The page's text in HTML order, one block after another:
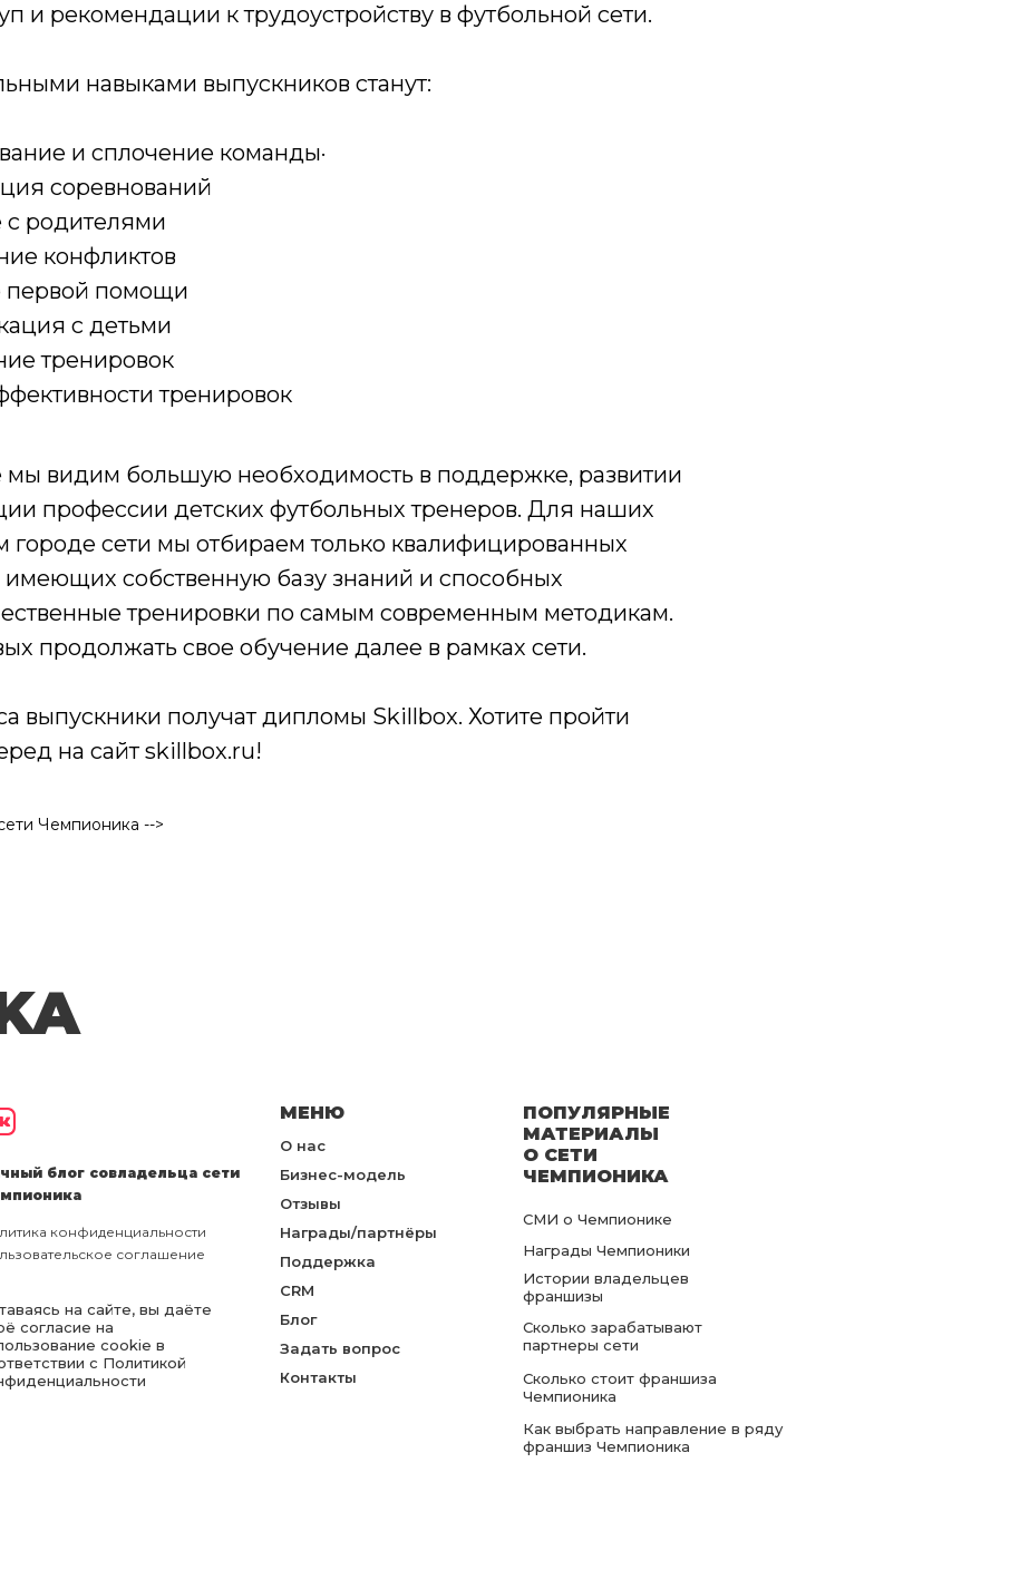
и рекомендации к трудоустройству в футбольной сети.
навыками выпускников станут:
и сплочение команды·
соревнований
родителями
конфликтов
помощи
с детьми
тренировок
тренировок
видим большую необходимость в поддержке, развитии
профессии детских футбольных тренеров. Для наших
сети мы отбираем только квалифицированных
имеющих собственную базу знаний и способных
тренировки по самым современным методикам.
продолжать свое обучение далее в рамках сети.
выпускники получат дипломы Skillbox. Хотите пройти
на сайт skillbox.ru!
Чемпионика -->
МЕНЮ
Поддержка
CRM
Блог
О нас
Отзывы
Бизнес-модель
Награды/партнёры
Задать вопрос
конфиденциальности
соглашение
блог совладельца сети
ПОПУЛЯРНЫЕ
МАТЕРИАЛЫ
О СЕТИ
ЧЕМПИОНИКА
СМИ о Чемпионике
Истории владельцев
франшизы
Награды Чемпионики
Сколько зарабатывают
партнеры сети
Сколько стоит франшиза
Чемпионика
Как выбрать направление в ряду
франшиз Чемпионика
Контакты
на сайте, вы даёте
согласие на
cookie в
с Политикой